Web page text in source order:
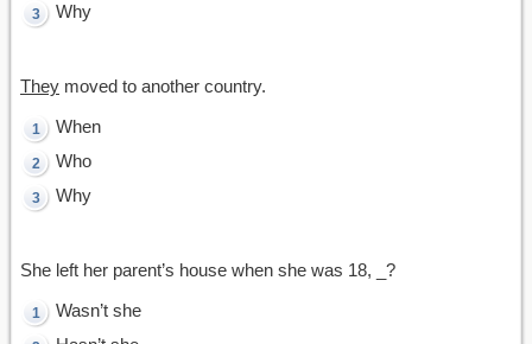
Why
They moved to another country.
When
Who
Why
She left her parent’s house when she was 18, _?
Wasn’t she